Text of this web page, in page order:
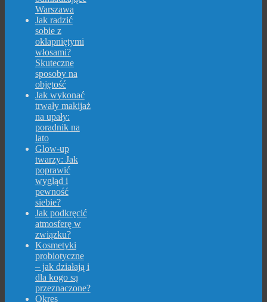
Warszawa
Jak radzić
sobie z
oklapniętymi
włosami?
Skuteczne
sposoby na
objętość
Jak wykonać
trwały makijaż
na upały:
poradnik na
lato
Glow-up
twarzy: Jak
poprawić
wygląd i
pewność
siebie?
Jak podkręcić
atmosferę w
związku?
Kosmetyki
probiotyczne
– jak działają i
dla kogo są
przeznaczone?
Okres